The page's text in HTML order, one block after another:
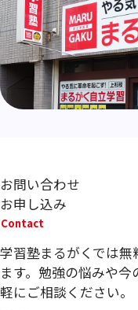
お問い合わせ
お申し込み
Contact
学習塾まるがくでは
ます。勉強の悩みや
軽にご相談ください。